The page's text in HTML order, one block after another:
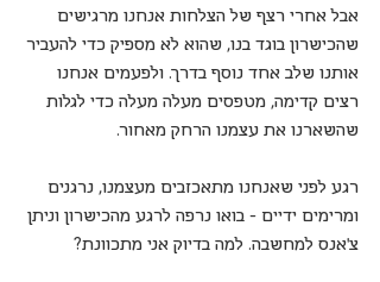
אבל אחרי רצף של הצלחות אנחנו מרגישים
שהכישרון בוגד בנו, שהוא לא מספיק כדי להעביר
אותנו שלב אחד נוסף בדרך. ולפעמים אנחנו
רצים קדימה, מטפסים מעלה מעלה כדי לגלות
שהשארנו את עצמנו הרחק מאחור.
רגע לפני שאנחנו מתאכזבים מעצמנו, נרגנים
ומרימים ידיים – בואו נרפה לרגע מהכישרון וניתן
צ'אנס למחשבה. למה בדיוק אני מתכוונת?